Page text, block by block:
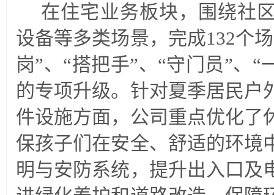
在住宅业务板块，围绕社
设备等多类场景，完成132个
岗”、“搭把手”、“守门员”、
的专项升级。针对夏季居民户
件设施方面，公司重点优化了
保孩子们在安全、舒适的环境
明与安防系统，提升出入口及